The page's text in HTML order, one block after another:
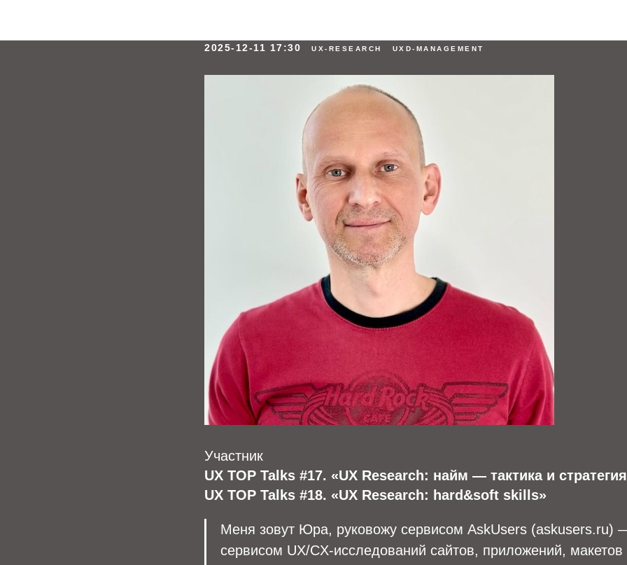
2025-12-11 17:30 UX-RESEARCH UXD-MANAGEMENT
Участник
UX TOP Talks #17. «UX Research: найм — тактика и
UX TOP Talks #18. «UX Research: hard&soft skills»
Меня зовут Юра, руковожу сервисом AskUsers (askusers.ru)
сервисом UX/CX-исследований сайтов, приложений, макетов